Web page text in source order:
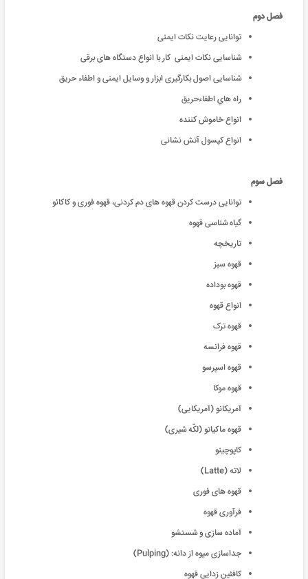
فصل دوم
توانایی رعایت نکات ایمنی
شناسایی نکات ایمنی کار با انواع دستگاه های برقی
شناسایی اصول بکارگیری ابزار و وسایل ایمنی و اطفاء حریق
راه هاي اطفاءحریق
انواع خاموش کننده
انواع کپسول آتش نشانی
فصل سوم
توانایی درست کردن قهوه های دم کردنی، قهوه فوری و کاکائو
گیاه شناسی قهوه
تاریخچه
قهوه سبز
قهوه بوداده
انواع قهوه
قهوه ترک
قهوه فرانسه
قهوه اسپرسو
قهوه موکا
آمریکانو (آمریکایی)
قهوه ماکیاتو (لکّه شیری)
کاپوچینو
لاته (Latte)
قهوه های فوری
فرآوری قهوه
آماده سازی و شستشو
جدا‌سازی میوه از دانه: (Pulping)
کافئین زدایی قهوه